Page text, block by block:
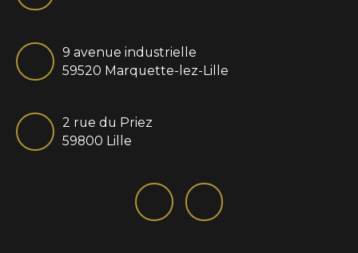
9 avenue industrielle
59520 Marquette-lez-Lille
2 rue du Priez
59800 Lille